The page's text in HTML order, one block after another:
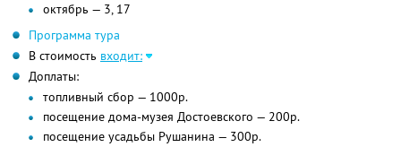
октябрь — 3, 17
Программа тура
В стоимость входит:
Доплаты:
топливный сбор — 1000р.
посещение дома-музея Достоевского — 200р.
посещение усадьбы Рушанина — 300р.